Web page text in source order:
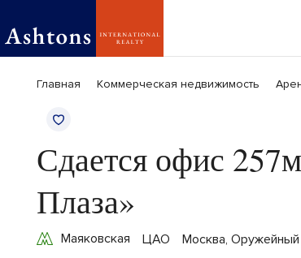
Главная Коммерческая недвижимость
Сдается офис
Плаза»
Маяковская ЦАО Москва, Оружейный